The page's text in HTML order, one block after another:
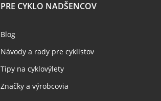
PRE CYKLO NADŠENCOV
Blog
Návody a rady pre cyklistov
Tipy na cyklovýlety
Značky a výrobcovia